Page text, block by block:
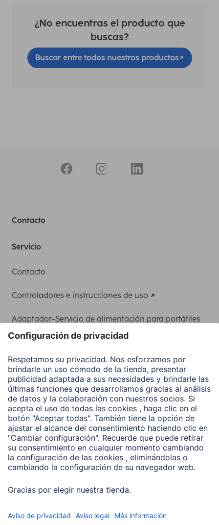
¿No encuentras el producto que
buscas?
Buscar entre todos nuestros productos
Contacto
Servicio
Contacto
Controladores e instrucciones de uso
Adaptador-Servicio de alimentación para portátiles
Clientes online
Conviértete en distribuidor
Compañía
Historia de la empresa
Hama en todo el Mundo
Sostenibilidad
Business-Portal